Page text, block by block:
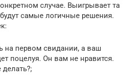
случае. Выигрывает та
самые логичные решения.
на первом свидании, а ваш
поцелуя. Он вам не нравится.